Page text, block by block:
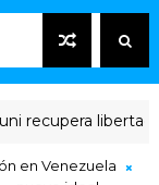
libertad
en Venezuela